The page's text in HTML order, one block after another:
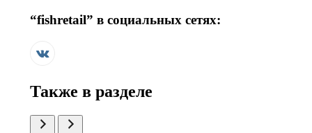
“fishretail” в социальных сетях:
Также в разделе